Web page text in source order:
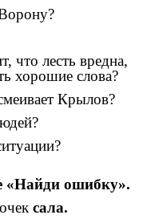
лесть вредна,
хорошие слова?
Крылов?
«Найди ошибку».
сала.